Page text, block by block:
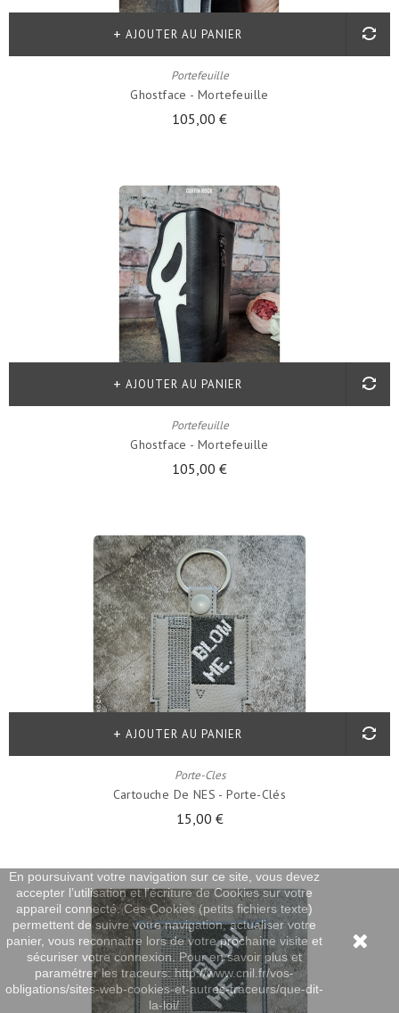
Portefeuille
Ghostface - Mortefeuille
105,00 €
AJOUTER AU PANIER
Portefeuille
Ghostface - Mortefeuille
105,00 €
AJOUTER AU PANIER
Porte-Cles
Cartouche De NES - Porte-Clés
15,00 €
AJOUTER AU PANIER
En poursuivant votre navigation sur ce site, vous devez
accepter l’utilisation et l'écriture de Cookies sur votre
appareil connecté. Ces Cookies (petits fichiers texte)
permettent de suivre votre navigation, actualiser votre
panier, vous reconnaitre lors de votre prochaine visite et
sécuriser votre connexion. Pour en savoir plus et
paramétrer les traceurs: http://www.cnil.fr/vos-
obligations/sites-web-cookies-et-autres-traceurs/que-dit-
la-loi/